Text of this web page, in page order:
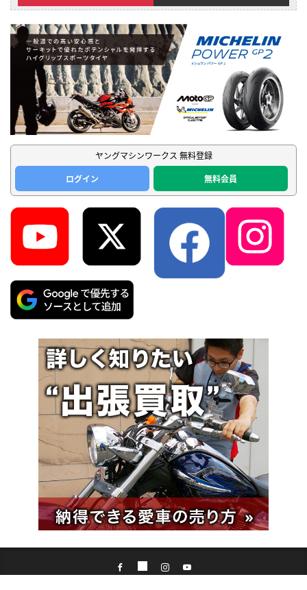
ヤングマシンワークス 無料登録
ログイン
無料会員